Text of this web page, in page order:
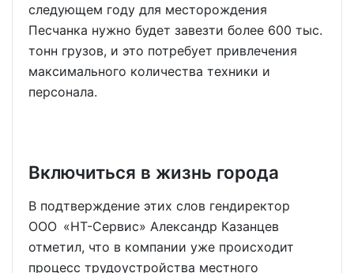
следующем году для месторождения
Песчанка нужно будет завезти более 600 тыс.
тонн грузов, и это потребует привлечения
максимального количества техники и
персонала.
Включиться в жизнь города
В подтверждение этих слов гендиректор
ООО «НТ-Сервис» Александр Казанцев
отметил, что в компании уже происходит
процесс трудоустройства местного